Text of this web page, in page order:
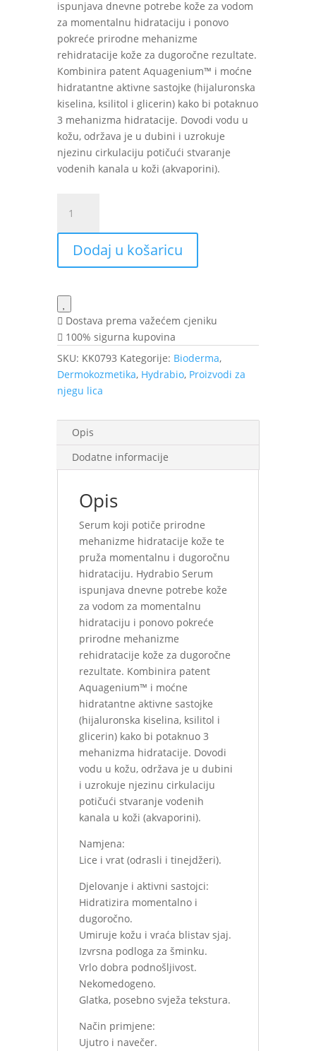
ispunjava dnevne potrebe kože za vodom
za momentalnu hidrataciju i ponovo
pokreće prirodne mehanizme
rehidratacije kože za dugoročne rezultate.
Kombinira patent Aquagenium™ i moćne
hidratantne aktivne sastojke (hijaluronska
kiselina, ksilitol i glicerin) kako bi potaknuo
3 mehanizma hidratacije. Dovodi vodu u
kožu, održava je u dubini i uzrokuje
njezinu cirkulaciju potičući stvaranje
vodenih kanala u koži (akvaporini).
Hydrabio
serum
ml
Dodaj u košaricu
Dostava prema važećem cjeniku
100% sigurna kupovina
SKU: KK0793 Kategorije: Bioderma,
Dermokozmetika, Hydrabio, Proizvodi za
njegu lica
Opis
Dodatne informacije
Opis
Serum koji potiče prirodne
mehanizme hidratacije kože te
pruža momentalnu i dugoročnu
hidrataciju. Hydrabio Serum
ispunjava dnevne potrebe kože
za vodom za momentalnu
hidrataciju i ponovo pokreće
prirodne mehanizme
rehidratacije kože za dugoročne
rezultate. Kombinira patent
Aquagenium™ i moćne
hidratantne aktivne sastojke
(hijaluronska kiselina, ksilitol i
glicerin) kako bi potaknuo 3
mehanizma hidratacije. Dovodi
vodu u kožu, održava je u dubini
i uzrokuje njezinu cirkulaciju
potičući stvaranje vodenih
kanala u koži (akvaporini).
Namjena:
Lice i vrat (odrasli i tinejdžeri).
Djelovanje i aktivni sastojci:
Hidratizira momentalno i
dugoročno.
Umiruje kožu i vraća blistav sjaj.
Izvrsna podloga za šminku.
Vrlo dobra podnošljivost.
Nekomedogeno.
Glatka, posebno svježa tekstura.
Način primjene:
Ujutro i navečer.